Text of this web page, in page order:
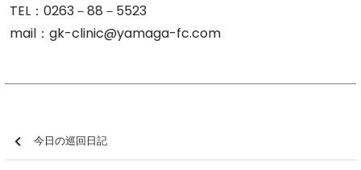
TEL：0263－88－5523
mail：gk-clinic@yamaga-fc.com
今日の巡回日記